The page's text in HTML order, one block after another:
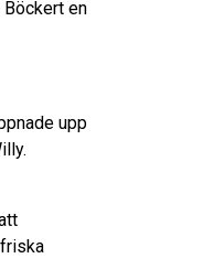
Böckert en
upp